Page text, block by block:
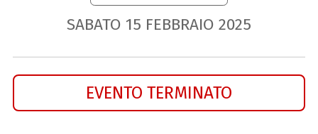
SABATO 15 FEBBRAIO 2025
EVENTO TERMINATO